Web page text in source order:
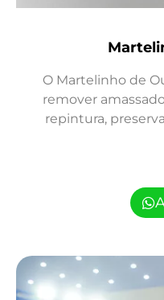
O Martelinho de
remover
repintura,